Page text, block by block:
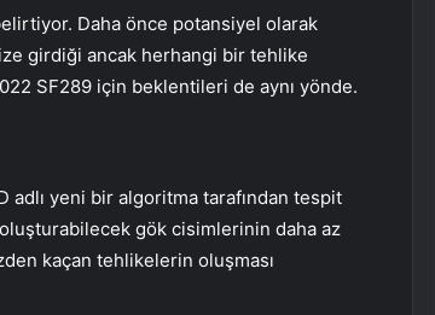
Daha önce potansiyel olarak
girdiği ancak herhangi bir tehlike
SF289 için beklentileri de aynı yönde.
yeni bir algoritma tarafından tespit
gök cisimlerinin daha az
kaçan tehlikelerin oluşması